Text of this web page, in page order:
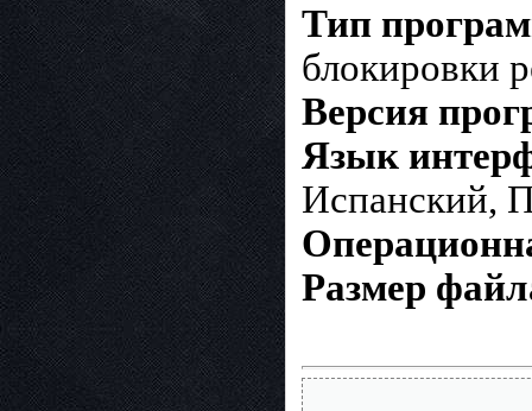
Тип
блокировки
Версия
Язык
Испанский,
Размер